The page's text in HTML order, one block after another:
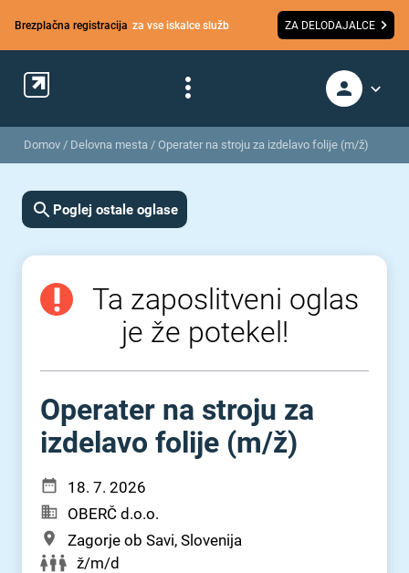
Brezplačna registracija za vse iskalce služb ZA DELODAJALCE
Domov / Delovna mesta / Operater na stroju za izdelavo folije (m/ž)
Poglej ostale oglase
Ta zaposlitveni oglas
je že potekel!
Operater na stroju za
izdelavo folije (m⁠/⁠ž)
18. 7. 2026
OBERČ d.o.o.
Zagorje ob Savi, Slovenija
ž/m/d